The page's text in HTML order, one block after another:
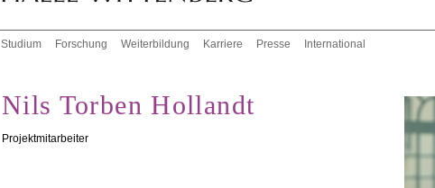
Studium Forschung Weiterbildung Karriere Presse International
Nils Torben Hollandt
Projektmitarbeiter